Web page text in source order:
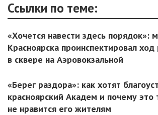
Ссылки по теме:
«Хочется навести здесь порядок»:
Красноярска проинспектировал ход
в сквере на Аэровокзальной
«Берег раздора»: как хотят
красноярский Академ и почему это
не нравится его жителям